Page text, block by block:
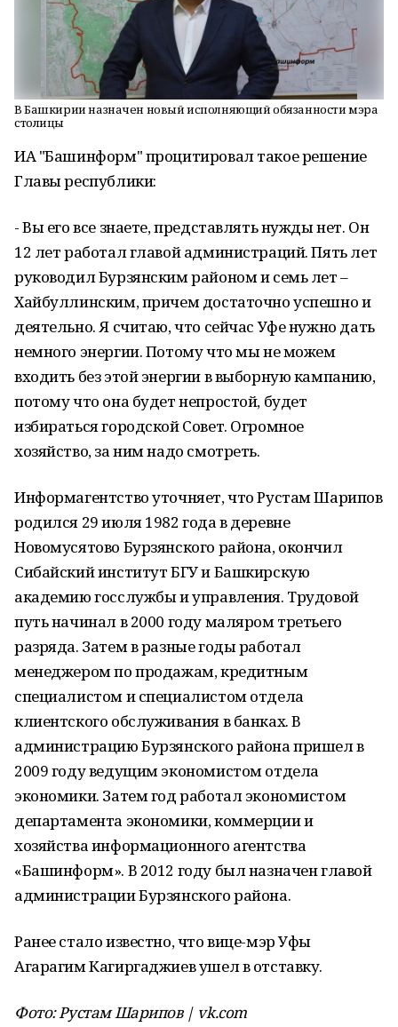
В Башкирии назначен новый исполняющий обязанности мэра
столицы
ИА "Башинформ" процитировал такое решение
Главы республики:
- Вы его все знаете, представлять нужды нет. Он
12 лет работал главой администраций. Пять лет
руководил Бурзянским районом и семь лет –
Хайбуллинским, причем достаточно успешно и
деятельно. Я считаю, что сейчас Уфе нужно дать
немного энергии. Потому что мы не можем
входить без этой энергии в выборную кампанию,
потому что она будет непростой, будет
избираться городской Совет. Огромное
хозяйство, за ним надо смотреть.
Информагентство уточняет, что Рустам Шарипов
родился 29 июля 1982 года в деревне
Новомусятово Бурзянского района, окончил
Сибайский институт БГУ и Башкирскую
академию госслужбы и управления. Трудовой
путь начинал в 2000 году маляром третьего
разряда. Затем в разные годы работал
менеджером по продажам, кредитным
специалистом и специалистом отдела
клиентского обслуживания в банках. В
администрацию Бурзянского района пришел в
2009 году ведущим экономистом отдела
экономики. Затем год работал экономистом
департамента экономики, коммерции и
хозяйства информационного агентства
«Башинформ». В 2012 году был назначен главой
администрации Бурзянского района.
Ранее стало известно, что вице-мэр Уфы
Агарагим Кагиргаджиев ушел в отставку.
Фото: Рустам Шарипов | vk.com